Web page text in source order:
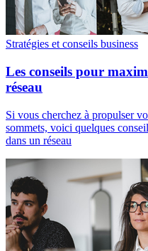
Stratégies et conseils business
Les conseils pour
réseau
Si vous cherchez à propulser
sommets, voici quelques
dans un réseau